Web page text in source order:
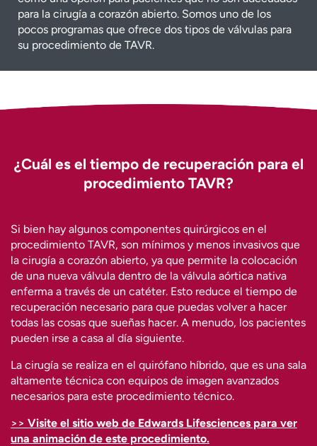
para la cirugía a corazón abierto. Somos uno de los
pocos programas que ofrece dos tipos de válvulas para
su procedimiento de TAVR.
¿Cuál es el tiempo de recuperación para el
procedimiento TAVR?
Si bien hay algunos componentes quirúrgicos en el
procedimiento TAVR, son mínimos y menos invasivos que
la cirugía a corazón abierto, ya que permite la colocación
de una nueva válvula dentro de la válvula aórtica nativa
enferma a través de un catéter. Esto reduce el tiempo de
recuperación necesario para que puedas volver a hacer
todas las cosas que sueñas hacer. A menudo, los pacientes
pueden irse a casa al día siguiente.
La cirugía se realiza en el quirófano híbrido, que es una sala
altamente técnica con equipos de imagen avanzados
necesarios para este procedimiento técnico.
>> Visite el sitio web de Edwards Lifesciences para ver
una animación de este procedimiento.